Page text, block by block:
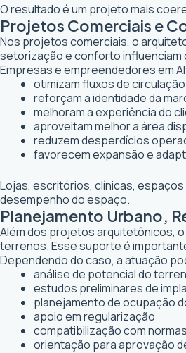
O resultado é um projeto mais
Projetos Comerciais e
Nos projetos comerciais, o
setorização e conforto
Empresas e empreendedores em
otimizam fluxos de circulação
reforçam a identidade da
melhoram a experiência do
aproveitam melhor a área
reduzem desperdícios
favorecem expansão e
Lojas, escritórios, clínicas,
desempenho do espaço.
Planejamento Urbano,
Além dos projetos arquitetônicos,
terrenos. Esse suporte é
Dependendo do caso, a atuação
análise de potencial do
estudos preliminares de
planejamento de ocupação
apoio em regularização
compatibilização com
orientação para aprovação